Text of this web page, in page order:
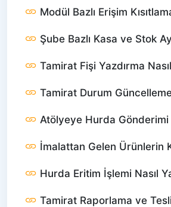
Modül Bazlı Erişim
Şube Bazlı Kasa ve Stok
Tamirat Fişi Yazdırma Nasıl
Tamirat Durum Güncelleme
Atölyeye Hurda Gönderimi
İmalattan Gelen Ürünlerin
Hurda Eritim İşlemi Nasıl
Tamirat Raporlama ve